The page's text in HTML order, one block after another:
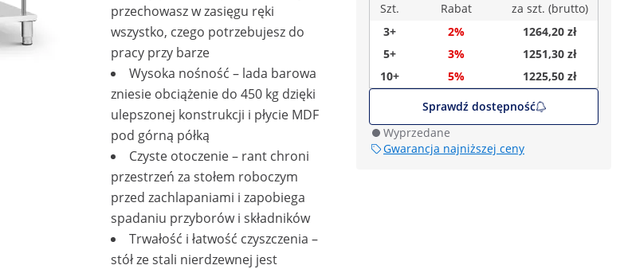
Szt.
Rabat
za szt. (brutto)
3+
2%
1264,20 zł
5+
3%
1251,30 zł
10+
5%
1225,50 zł
Sprawdź dostępność
Wyprzedane
Gwarancja najniższej ceny
przechowasz w zasięgu ręki
wszystko, czego potrzebujesz do ​​
pracy przy barze
Wysoka nośność – lada barowa
zniesie obciążenie do 450 kg dzięki
ulepszonej konstrukcji i płycie MDF
pod górną półką
Czyste otoczenie – rant chroni
przestrzeń za stołem roboczym
przed zachlapaniami i zapobiega
spadaniu przyborów i składników
Trwałość i łatwość czyszczenia –
stół ze stali nierdzewnej jest